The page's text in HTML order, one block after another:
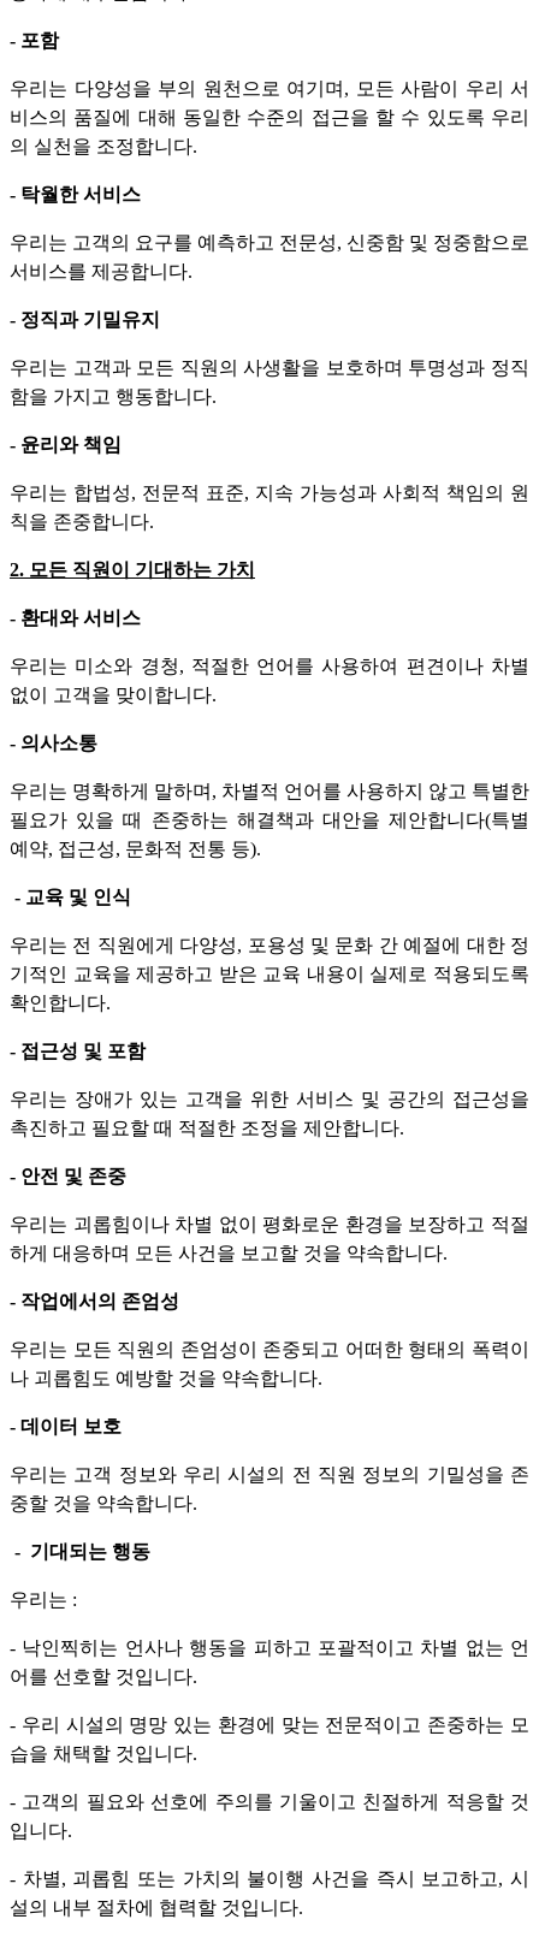
- 포함
우리는 다양성을 부의 원천으로 여기며, 모든 사람이 우리 서
비스의 품질에 대해 동일한 수준의 접근을 할 수 있도록 우리
의 실천을 조정합니다.
- 탁월한 서비스
우리는 고객의 요구를 예측하고 전문성, 신중함 및 정중함으로
서비스를 제공합니다.
- 정직과 기밀유지
우리는 고객과 모든 직원의 사생활을 보호하며 투명성과 정직
함을 가지고 행동합니다.
- 윤리와 책임
우리는 합법성, 전문적 표준, 지속 가능성과 사회적 책임의 원
칙을 존중합니다.
2. 모든 직원이 기대하는 가치
- 환대와 서비스
우리는 미소와 경청, 적절한 언어를 사용하여 편견이나 차별
없이 고객을 맞이합니다.
- 의사소통
우리는 명확하게 말하며, 차별적 언어를 사용하지 않고 특별한
필요가 있을 때 존중하는 해결책과 대안을 제안합니다(특별
예약, 접근성, 문화적 전통 등).
- 교육 및 인식
우리는 전 직원에게 다양성, 포용성 및 문화 간 예절에 대한 정
기적인 교육을 제공하고 받은 교육 내용이 실제로 적용되도록
확인합니다.
- 접근성 및 포함
우리는 장애가 있는 고객을 위한 서비스 및 공간의 접근성을
촉진하고 필요할 때 적절한 조정을 제안합니다.
- 안전 및 존중
우리는 괴롭힘이나 차별 없이 평화로운 환경을 보장하고 적절
하게 대응하며 모든 사건을 보고할 것을 약속합니다.
- 작업에서의 존엄성
우리는 모든 직원의 존엄성이 존중되고 어떠한 형태의 폭력이
나 괴롭힘도 예방할 것을 약속합니다.
- 데이터 보호
우리는 고객 정보와 우리 시설의 전 직원 정보의 기밀성을 존
중할 것을 약속합니다.
- 기대되는 행동
우리는 :
- 낙인찍히는 언사나 행동을 피하고 포괄적이고 차별 없는 언
어를 선호할 것입니다.
- 우리 시설의 명망 있는 환경에 맞는 전문적이고 존중하는 모
습을 채택할 것입니다.
- 고객의 필요와 선호에 주의를 기울이고 친절하게 적응할 것
입니다.
- 차별, 괴롭힘 또는 가치의 불이행 사건을 즉시 보고하고, 시
설의 내부 절차에 협력할 것입니다.